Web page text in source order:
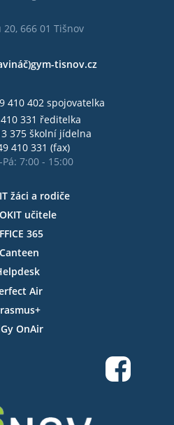
666 01 Tišnov
tisnov.cz
410 402 spojovatelka
331 ředitelka
375 školní jídelna
410 331 (fax)
Pá: 7:00 - 15:00
žáci a rodiče
učitele
365
Air
OnAir